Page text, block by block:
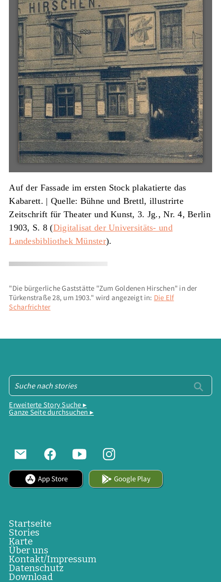
Auf der Fassade im ersten Stock plakatierte das
Kabarett. | Quelle: Bühne und Brettl, illustrirte
Zeitschrift für Theater und Kunst, 3. Jg., Nr. 4, Berlin
1903, S. 8 (Digitalisat der Universitäts- und
Landesbibliothek Münster).
"Die bürgerliche Gaststätte "Zum Goldenen Hirschen" in der
Türkenstraße 28, um 1903." wird angezeigt in: Die Elf
Scharfrichter
Erweiterte Story Suche ▸
Ganze Seite durchsuchen ▸
App Store Google Play
Startseite
Stories
Karte
Über uns
Kontakt/Impressum
Datenschutz
Download